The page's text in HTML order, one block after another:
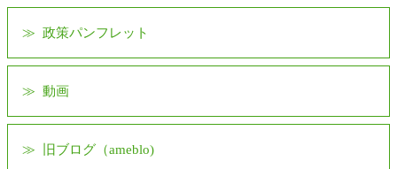
政策パンフレット
動画
旧ブログ（ameblo)